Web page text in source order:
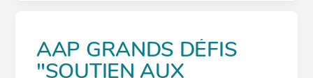
AAP GRANDS DÉFIS
"SOUTIEN AUX